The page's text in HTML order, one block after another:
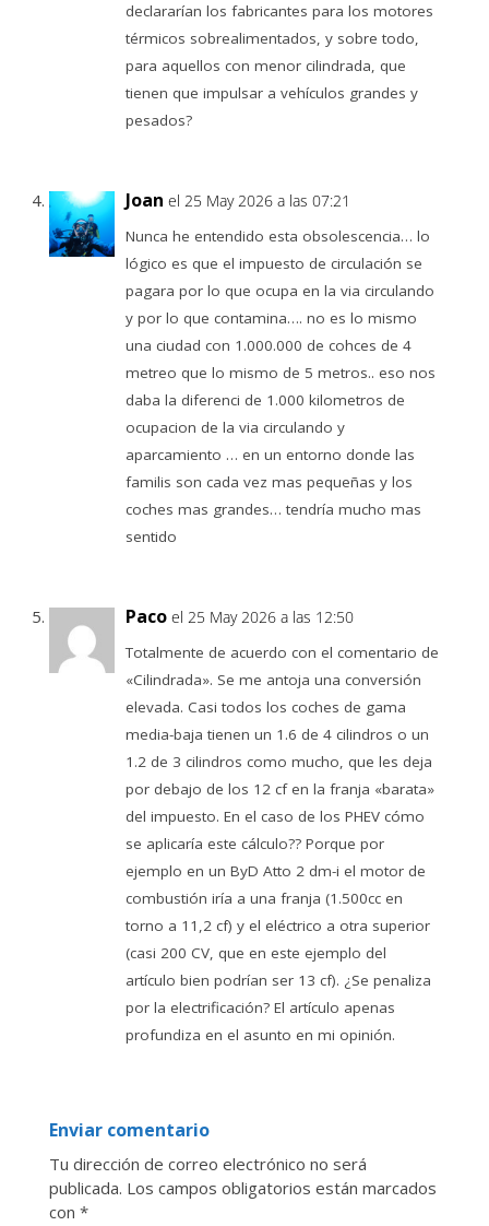
declararían los fabricantes para los motores
térmicos sobrealimentados, y sobre todo,
para aquellos con menor cilindrada, que
tienen que impulsar a vehículos grandes y
pesados?
Joan el 25 May 2026 a las 07:21
Nunca he entendido esta obsolescencia… lo
lógico es que el impuesto de circulación se
pagara por lo que ocupa en la via circulando
y por lo que contamina…. no es lo mismo
una ciudad con 1.000.000 de cohces de 4
metreo que lo mismo de 5 metros.. eso nos
daba la diferenci de 1.000 kilometros de
ocupacion de la via circulando y
aparcamiento … en un entorno donde las
familis son cada vez mas pequeñas y los
coches mas grandes… tendría mucho mas
sentido
Paco el 25 May 2026 a las 12:50
Totalmente de acuerdo con el comentario de
«Cilindrada». Se me antoja una conversión
elevada. Casi todos los coches de gama
media-baja tienen un 1.6 de 4 cilindros o un
1.2 de 3 cilindros como mucho, que les deja
por debajo de los 12 cf en la franja «barata»
del impuesto. En el caso de los PHEV cómo
se aplicaría este cálculo?? Porque por
ejemplo en un ByD Atto 2 dm-i el motor de
combustión iría a una franja (1.500cc en
torno a 11,2 cf) y el eléctrico a otra superior
(casi 200 CV, que en este ejemplo del
artículo bien podrían ser 13 cf). ¿Se penaliza
por la electrificación? El artículo apenas
profundiza en el asunto en mi opinión.
Enviar comentario
Tu dirección de correo electrónico no será
publicada. Los campos obligatorios están marcados
con *